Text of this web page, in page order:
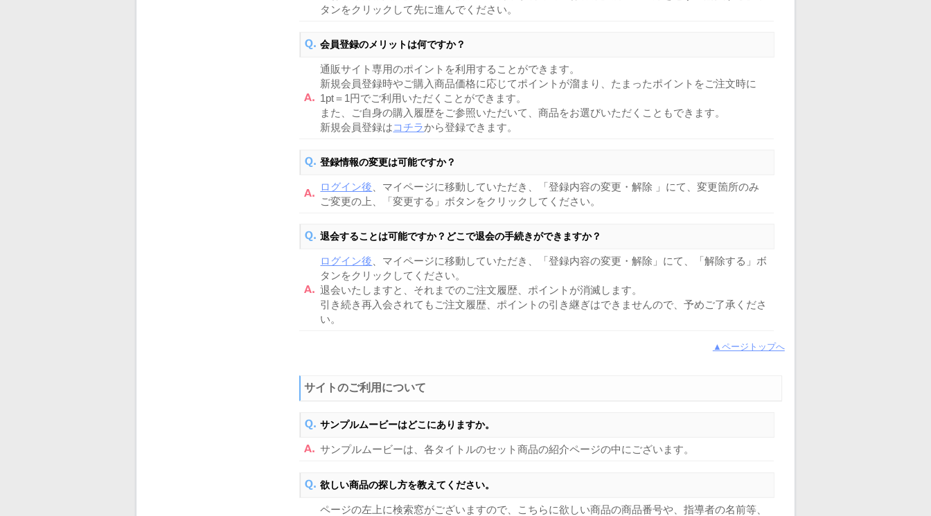
タンをクリックして先に進んでください。
会員登録のメリットは何ですか？
通販サイト専用のポイントを利用することができます。
新規会員登録時やご購入商品価格に応じてポイントが溜まり、たまったポイントをご注文時に
1pt＝1円でご利用いただくことができます。
また、ご自身の購入履歴をご参照いただいて、商品をお選びいただくこともできます。
新規会員登録はコチラから登録できます。
登録情報の変更は可能ですか？
ログイン後 、マイページに移動していただき、「登録内容の変更・解除 」にて、変更箇所のみ
ご変更の上、「変更する」ボタンをクリックしてください。
退会することは可能ですか？どこで退会の手続きができますか？
ログイン後 、マイページに移動していただき、「登録内容の変更・解除」にて、「解除する」ボ
タンをクリックしてください。
退会いたしますと、それまでのご注文履歴、ポイントが消滅します。
引き続き再入会されてもご注文履歴、ポイントの引き継ぎはできませんので、予めご了承くださ
い。
▲ページトップへ
サイトのご利用について
サンプルムービーはどこにありますか。
サンプルムービーは、各タイトルのセット商品の紹介ページの中にございます。
欲しい商品の探し方を教えてください。
ページの左上に検索窓がございますので、こちらに欲しい商品の商品番号や、指導者の名前等、